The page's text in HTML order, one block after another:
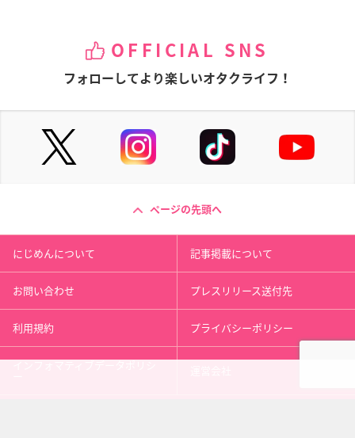
OFFICIAL SNS
フォローしてより楽しいオタクライフ！
ページの先頭へ
にじめんについて 記事掲載について
お問い合わせ プレスリリース送付先
利用規約 プライバシーポリシー